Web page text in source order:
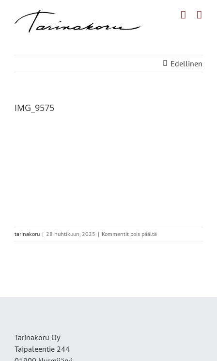
Edellinen
IMG_9575
tarinakoru | 28 huhtikuun, 2025 | Kommentit pois päältä
IMG_9575
Tarinakoru Oy
Taipaleentie 244